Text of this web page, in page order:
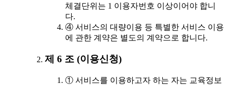
체결단위는 1 이용자번호 이상이어야 합니
다.
④ 서비스의 대량이용 등 특별한 서비스 이용
에 관한 계약은 별도의 계약으로 합니다.
제 6 조 (이용신청)
① 서비스를 이용하고자 하는 자는 교육정보